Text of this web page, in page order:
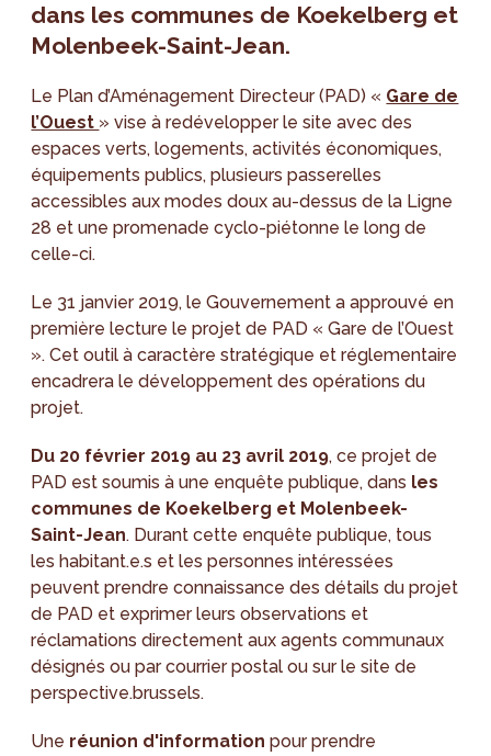
dans les communes de Koekelberg et
Molenbeek-Saint-Jean.
Le Plan d’Aménagement Directeur (PAD) « Gare de
l’Ouest » vise à redévelopper le site avec des
espaces verts, logements, activités économiques,
équipements publics, plusieurs passerelles
accessibles aux modes doux au-dessus de la Ligne
28 et une promenade cyclo-piétonne le long de
celle-ci.
Le 31 janvier 2019, le Gouvernement a approuvé en
première lecture le projet de PAD « Gare de l’Ouest
». Cet outil à caractère stratégique et réglementaire
encadrera le développement des opérations du
projet.
Du 20 février 2019 au 23 avril 2019, ce projet de
PAD est soumis à une enquête publique, dans les
communes de Koekelberg et Molenbeek-
Saint-Jean. Durant cette enquête publique, tous
les habitant.e.s et les personnes intéressées
peuvent prendre connaissance des détails du projet
de PAD et exprimer leurs observations et
réclamations directement aux agents communaux
désignés ou par courrier postal ou sur le site de
perspective.brussels.
Une réunion d'information pour prendre